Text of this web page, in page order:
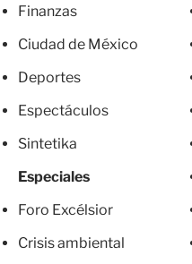
Finanzas
Ciudad de México
Deportes
Espectáculos
Sintetika
Especiales
Foro Excélsior
Crisis ambiental